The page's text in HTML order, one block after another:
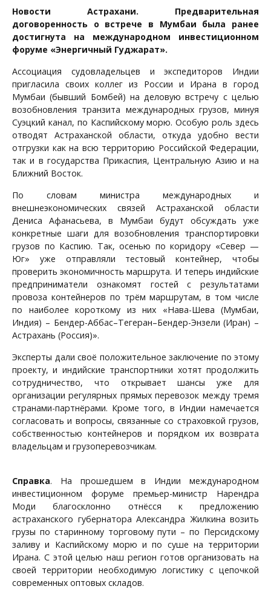
Новости Астрахани. Предварительная
договоренность о встрече в Мумбаи была ранее
достигнута на международном инвестиционном
форуме «Энергичный Гуджарат».
Ассоциация судовладельцев и экспедиторов Индии
пригласила своих коллег из России и Ирана в город
Мумбаи (бывший Бомбей) на деловую встречу с целью
возобновления транзита международных грузов, минуя
Суэцкий канал, по Каспийскому морю. Особую роль здесь
отводят Астраханской области, откуда удобно вести
отгрузки как на всю территорию Российской Федерации,
так и в государства Прикаспия, Центральную Азию и на
Ближний Восток.
По словам министра международных и
внешнеэкономических связей Астраханской области
Дениса Афанасьева, в Мумбаи будут обсуждать уже
конкретные шаги для возобновления транспортировки
грузов по Каспию. Так, осенью по коридору «Север —
Юг» уже отправляли тестовый контейнер, чтобы
проверить экономичность маршрута. И теперь индийские
предприниматели ознакомят гостей с результатами
провоза контейнеров по трём маршрутам, в том числе
по наиболее короткому из них «Нава-Шева (Мумбаи,
Индия) – Бендер-Аббас–Тегеран–Бендер-Энзели (Иран) –
Астрахань (Россия)».
Эксперты дали своё положительное заключение по этому
проекту, и индийские транспортники хотят продолжить
сотрудничество, что открывает шансы уже для
организации регулярных прямых перевозок между тремя
странами-партнёрами. Кроме того, в Индии намечается
согласовать и вопросы, связанные со страховкой грузов,
собственностью контейнеров и порядком их возврата
владельцам и грузоперевозчикам.
Справка. На прошедшем в Индии международном
инвестиционном форуме премьер-министр Нарендра
Моди благосклонно отнёсся к предложению
астраханского губернатора Александра Жилкина возить
грузы по старинному торговому пути – по Персидскому
заливу и Каспийскому морю и по суше на территории
Ирана. С этой целью наш регион готов организовать на
своей территории необходимую логистику с цепочкой
современных оптовых складов.